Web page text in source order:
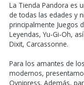
La Tienda Pandora es
de todas las edades y
principalmente Juegos
Leyendas, Yu-Gi-Oh,
Dixit, Carcassonne.
Para los amantes de
modernos,
Ovnipress. Además,